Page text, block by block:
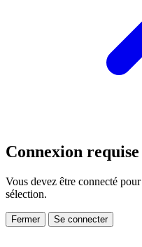
Connexion requise
Vous devez être connecté
sélection.
Fermer Se connecter